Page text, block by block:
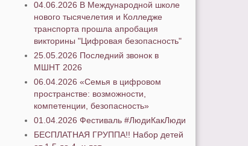
04.06.2026 В Международной школе
нового тысячелетия и Колледже
транспорта прошла апробация
викторины "Цифровая безопасность"
25.05.2026 Последний звонок в
МШНТ 2026
06.04.2026 «Семья в цифровом
пространстве: возможности,
компетенции, безопасность»
01.04.2026 Фестиваль #ЛюдиКакЛюди
БЕСПЛАТНАЯ ГРУППА!! Набор детей